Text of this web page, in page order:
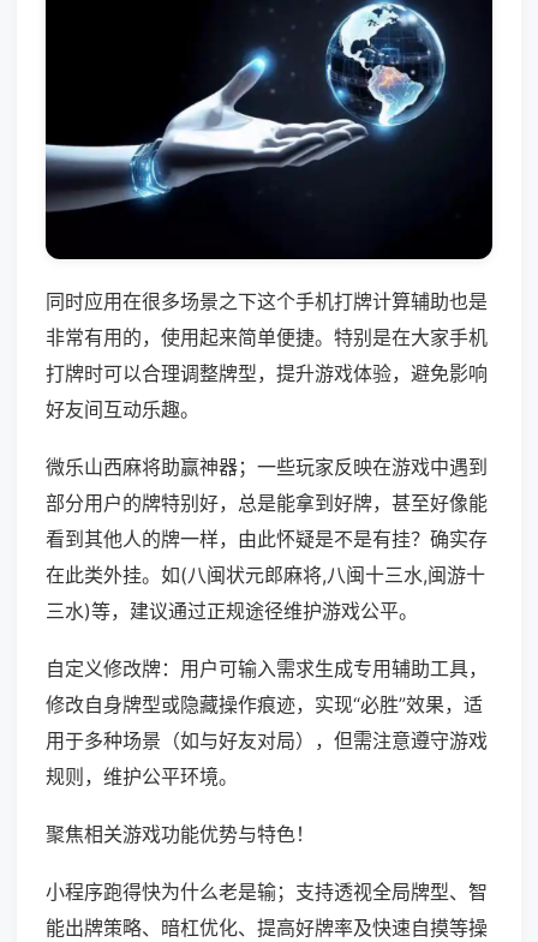
同时应用在很多场景之下这个手机打牌计算辅助也是
非常有用的，使用起来简单便捷。特别是在大家手机
打牌时可以合理调整牌型，提升游戏体验，避免影响
好友间互动乐趣。
微乐山西麻将助赢神器；一些玩家反映在游戏中遇到
部分用户的牌特别好，总是能拿到好牌，甚至好像能
看到其他人的牌一样，由此怀疑是不是有挂？确实存
在此类外挂。如(八闽状元郎麻将,八闽十三水,闽游十
三水)等，建议通过正规途径维护游戏公平。
自定义修改牌：用户可输入需求生成专用辅助工具，
修改自身牌型或隐藏操作痕迹，实现“必胜”效果，适
用于多种场景（如与好友对局），但需注意遵守游戏
规则，维护公平环境。
聚焦相关游戏功能优势与特色！
小程序跑得快为什么老是输；支持透视全局牌型、智
能出牌策略、暗杠优化、提高好牌率及快速自摸等操